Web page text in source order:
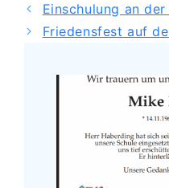
Einschulung an
Friedensfest auf